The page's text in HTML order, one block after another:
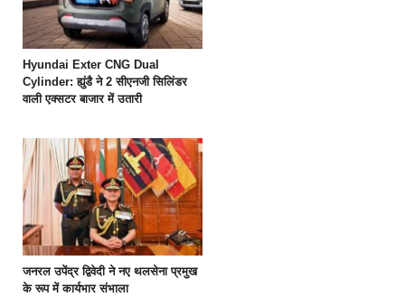
Hyundai Exter CNG Dual
Cylinder: ह्युंडै ने 2 सीएनजी सिलिंडर
वाली एक्सटर बाजार में उतारी
जनरल उपेंद्र द्विवेदी ने नए थलसेना प्रमुख
के रूप में कार्यभार संभाला